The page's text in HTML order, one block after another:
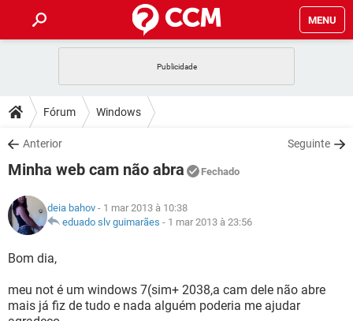
MENU
CELULAR
OUTLOOK
INSTAGRAM GMAIL
GUIA DE COMPRAS
DICAS
JOGOS
INSTAGRAM
GUIA DE COMPRAS
DOWNLOADS
JOGOS WHATSAPP
CELULAR
OUTLOOK EXCEL
INSTAGRAM
JOGOS
CELULAR
OUTLOOK
INSTAGRAM GMAIL
GUIA DE COMPRAS
GLOSSÁRIO
JOGOS
OUTLOOK EXCEL
Fórum Windows
Anterior Seguinte
Minha web cam não abra Fechado
deia bahov - 1 mar 2013 à 10:38
eduado slv guimarães - 1 mar 2013 à 23:56
Bom dia,
meu not é um windows 7(sim+ 2038,a cam dele não abre
mais já fiz de tudo e nada alguém poderia me ajudar